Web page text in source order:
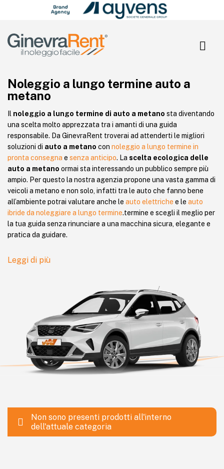
for:
Noleggio a lungo termine auto a
metano
Il noleggio a lungo termine di auto a metano sta diventando
una scelta molto apprezzata tra i amanti di una guida
responsabile. Da GinevraRent troverai ad attenderti le migliori
soluzioni di auto a metano con noleggio a lungo termine in
pronta consegna e senza anticipo. La scelta ecologica delle
auto a metano ormai sta interessando un pubblico sempre più
ampio. Per questo la nostra agenzia propone una vasta gamma di
veicoli a metano e non solo, infatti tra le auto che fanno bene
all’ambiente potrai valutare anche le auto elettriche e le auto
ibride da noleggiare a lungo termine.termine e scegli il meglio per
la tua guida senza rinunciare a una macchina sicura, elegante e
pratica da guidare.
Leggi di più
Non sono presenti prodotti all'interno
dell'attuale categoria